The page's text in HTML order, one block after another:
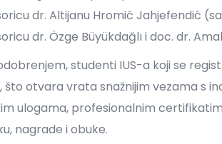
dr. Altijanu Hromić Jahjefendić
dr. Özge Büyükdağlı i doc. dr.
studenti IUS-a koji se
što otvara vrata snažnijim vezama s
ulogama, profesionalnim
nagrade i obuke.